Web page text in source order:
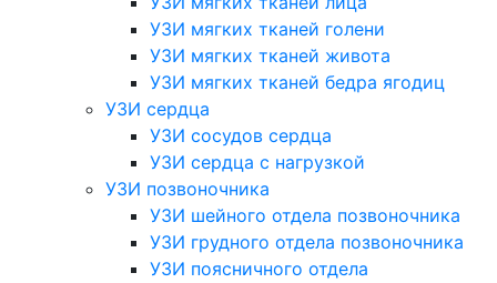
УЗИ мягких тканей голени
УЗИ мягких тканей живота
УЗИ мягких тканей бедра ягодиц
УЗИ сердца
УЗИ сосудов сердца
УЗИ сердца с нагрузкой
УЗИ позвоночника
УЗИ шейного отдела позвоночника
УЗИ грудного отдела позвоночника
УЗИ поясничного отдела